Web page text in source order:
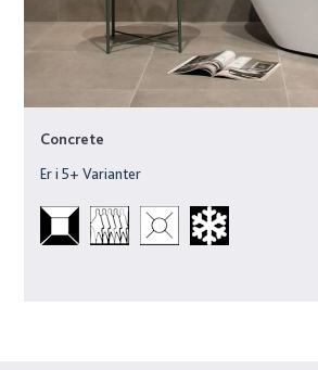
Concrete
Er i5+ Varianter